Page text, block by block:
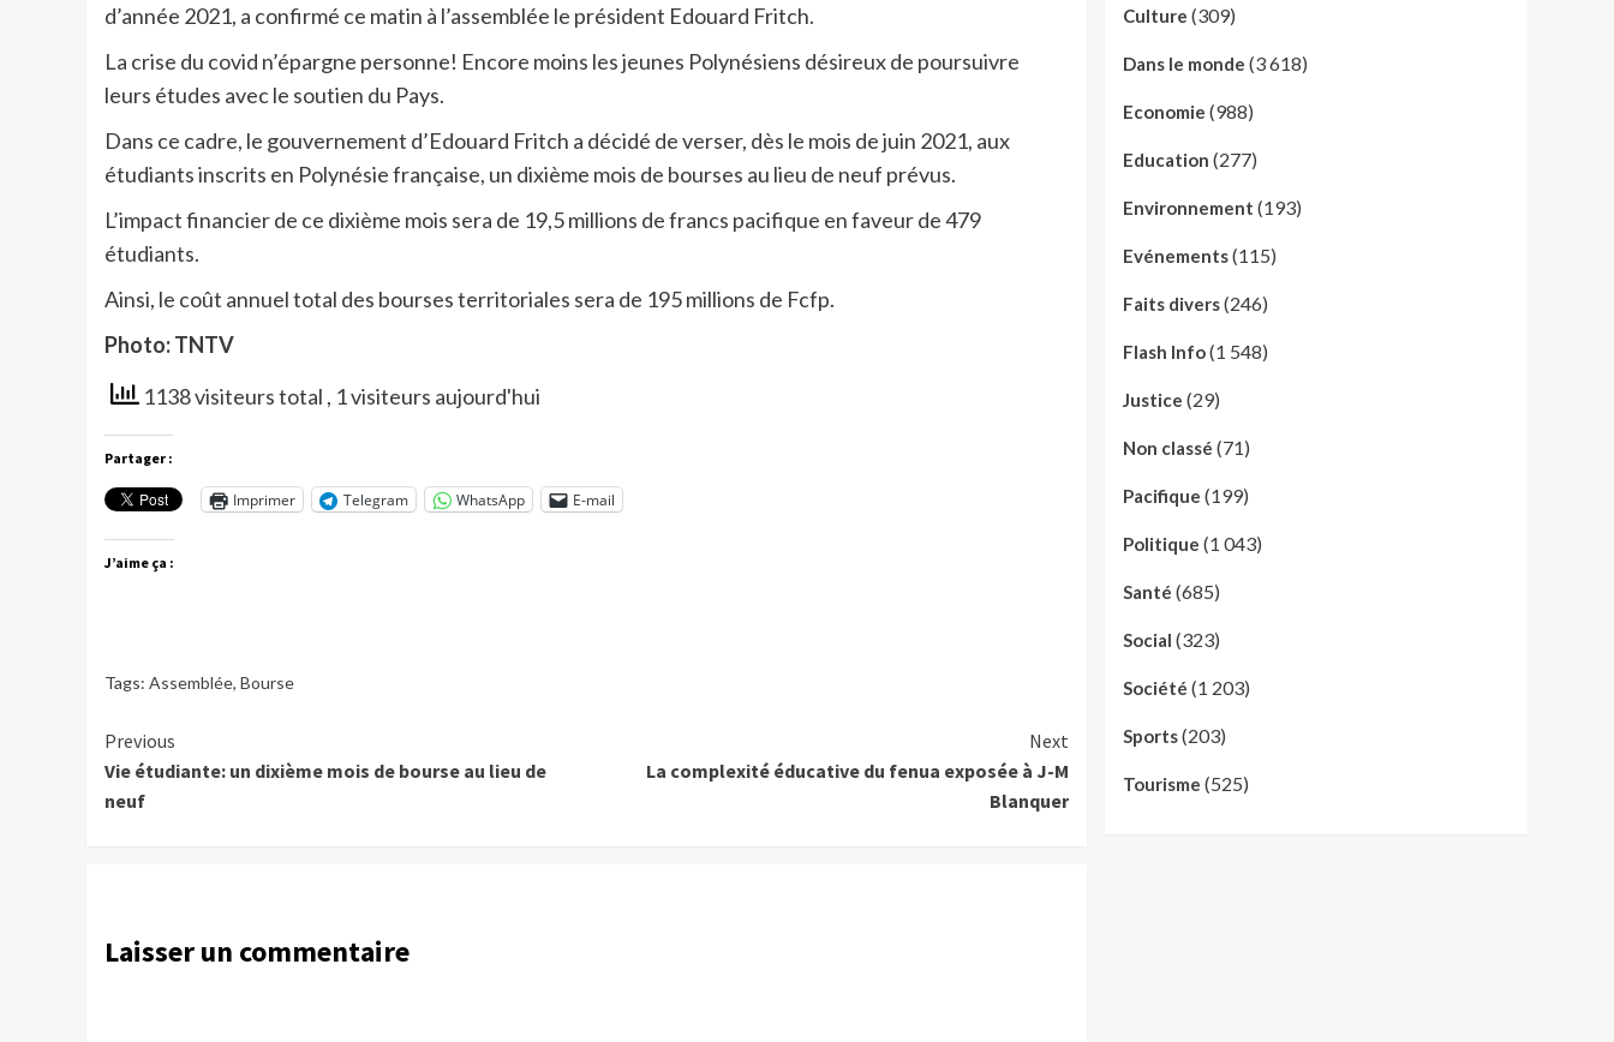
d’année 2021, a confirmé ce matin à l’assemblée le président Edouard Fritch.
La crise du covid n’épargne personne! Encore moins les jeunes Polynésiens désireux de poursuivre
leurs études avec le soutien du Pays.
Dans ce cadre, le gouvernement d’Edouard Fritch a décidé de verser, dès le mois de juin 2021, aux
étudiants inscrits en Polynésie française, un dixième mois de bourses au lieu de neuf prévus.
L’impact financier de ce dixième mois sera de 19,5 millions de francs pacifique en faveur de 479
étudiants.
Ainsi, le coût annuel total des bourses territoriales sera de 195 millions de Fcfp.
Photo: TNTV
1138 visiteurs total , 1 visiteurs aujourd'hui
Partager :
Imprimer Telegram WhatsApp E-mail
J’aime ça :
Tags: Assemblée, Bourse
Continue
Reading
Previous
Vie étudiante: un dixième mois de bourse au lieu de
neuf
Next
La complexité éducative du fenua exposée à J-M
Blanquer
Laisser un commentaire
Culture (309)
Dans le monde (3 618)
Economie (988)
Education (277)
Environnement (193)
Evénements(115)
Faits divers(246)
Flash Info(1 548)
Justice (29)
Non classé (71)
Pacifique (199)
Politique (1 043)
Santé (685)
Social (323)
Société (1 203)
Sports(203)
Tourisme (525)